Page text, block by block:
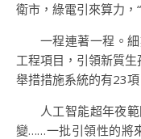
衛市，綠電引來算力，“
一程連著一程。
工程項目，引領新質
舉措措施系統的有23項
人工智能超年夜
變……一批引領性的將